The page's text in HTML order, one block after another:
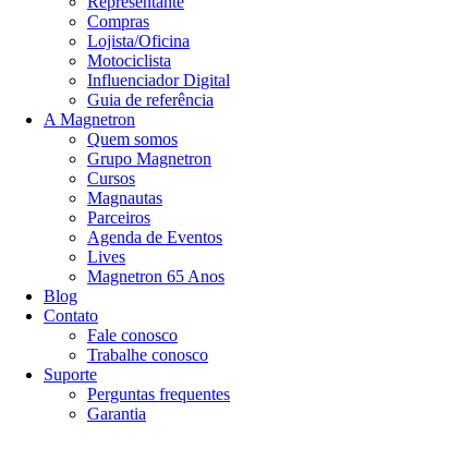
Compras
Lojista/Oficina
Motociclista
Influenciador Digital
Guia de referência
A Magnetron
Quem somos
Grupo Magnetron
Cursos
Magnautas
Parceiros
Agenda de Eventos
Lives
Magnetron 65 Anos
Blog
Contato
Fale conosco
Trabalhe conosco
Suporte
Perguntas frequentes
Garantia